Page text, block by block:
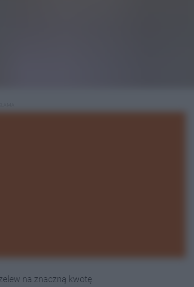
na znaczną kwotę